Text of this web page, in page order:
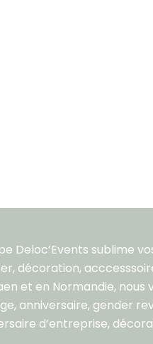
Deloc’Events sublime
décoration,
et en Normandie,
anniversaire, gender
d’entreprise,